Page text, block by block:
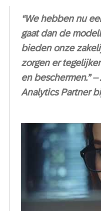
“We hebben nu
gaat dan de
bieden onze
zorgen er
en beschermen.”–
Analytics Partner